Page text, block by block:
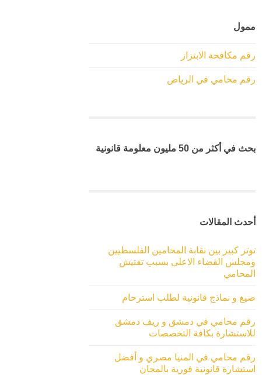
ممول
رقم مكافحة الابتزاز
رقم محامي في الرياض
بحث في أكثر من 50 مليون معلومة قانونية
أحدث المقالات
توتر كبير بين نقابة المحامين الفلسطيين
ومجلس القضاء الاعلى بسبب تفتيش
المحامي
صيغ و نماذج قانونية لطلب استرحام
رقم محامي في دمشق و ريف دمشق
للاستشارة بكافة التخصصات
رقم محامي في المنيا مصري و أفضل
استشارة قانونية فورية بالمجان